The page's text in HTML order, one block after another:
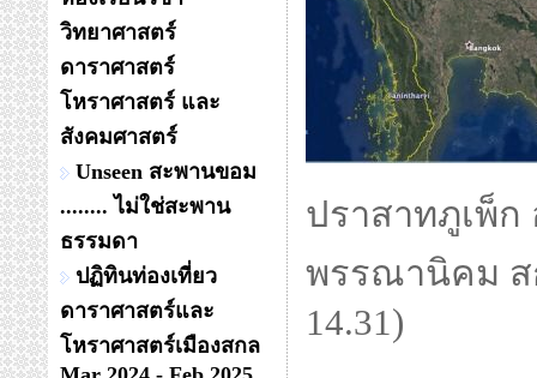
วิทยาศาสตร์
ดาราศาสตร์
โหราศาสตร์ และ
สังคมศาสตร์
Unseen สะพานขอม
........ ไม่ใช่สะพาน
ธรรมดา
ปฏิทินท่องเที่ยว
ดาราศาสตร์และ
โหราศาสตร์เมืองสกล
ปราสาทภูเพ็ก
พรรณานิคม ส
14.31)